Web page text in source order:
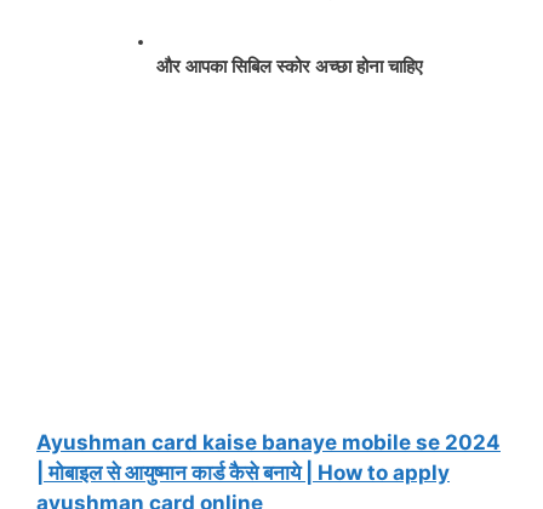
और आपका सिबिल स्कोर अच्छा होना चाहिए
Ayushman card kaise banaye mobile se 2024
| मोबाइल से आयुष्मान कार्ड कैसे बनाये | How to apply
ayushman card online